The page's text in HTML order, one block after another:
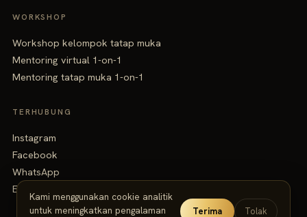
WORKSHOP
Workshop kelompok tatap muka
Mentoring virtual 1-on-1
Mentoring tatap muka 1-on-1
TERHUBUNG
Instagram
Facebook
WhatsApp
Email
Kami menggunakan cookie analitik
untuk meningkatkan pengalaman
Terima Tolak